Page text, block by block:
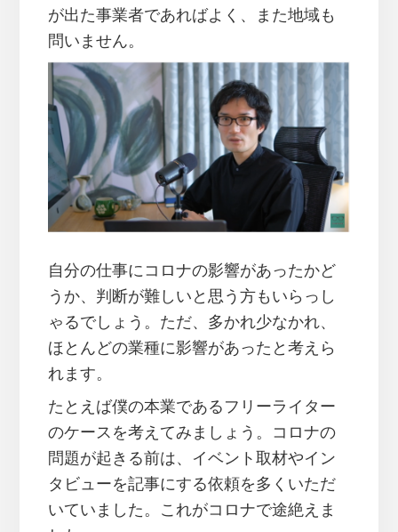
が出た事業者であればよく、また地域も
問いません。
自分の仕事にコロナの影響があったかど
うか、判断が難しいと思う方もいらっし
ゃるでしょう。ただ、多かれ少なかれ、
ほとんどの業種に影響があったと考えら
れます。
たとえば僕の本業であるフリーライター
のケースを考えてみましょう。コロナの
問題が起きる前は、イベント取材やイン
タビューを記事にする依頼を多くいただ
いていました。これがコロナで途絶えま